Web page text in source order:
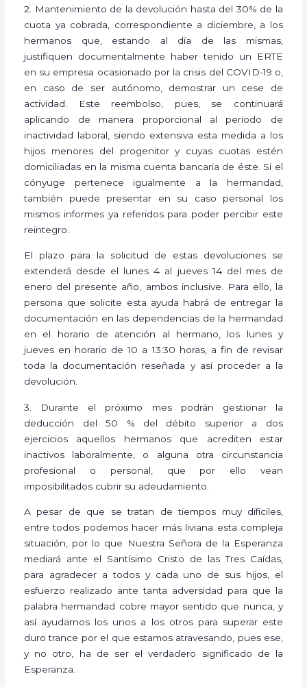
2. Mantenimiento de la devolución hasta del 30% de la
cuota ya cobrada, correspondiente a diciembre, a los
hermanos que, estando al día de las mismas,
justifiquen documentalmente haber tenido un ERTE
en su empresa ocasionado por la crisis del COVID-19 o,
en caso de ser autónomo, demostrar un cese de
actividad. Este reembolso, pues, se continuará
aplicando de manera proporcional al periodo de
inactividad laboral, siendo extensiva esta medida a los
hijos menores del progenitor y cuyas cuotas estén
domiciliadas en la misma cuenta bancaria de éste. Si el
cónyuge pertenece igualmente a la hermandad,
también puede presentar en su caso personal los
mismos informes ya referidos para poder percibir este
reintegro.
El plazo para la solicitud de estas devoluciones se
extenderá desde el lunes 4 al jueves 14 del mes de
enero del presente año, ambos inclusive. Para ello, la
persona que solicite esta ayuda habrá de entregar la
documentación en las dependencias de la hermandad
en el horario de atención al hermano, los lunes y
jueves en horario de 10 a 13:30 horas, a fin de revisar
toda la documentación reseñada y así proceder a la
devolución.
3. Durante el próximo mes podrán gestionar la
deducción del 50 % del débito superior a dos
ejercicios aquellos hermanos que acrediten estar
inactivos laboralmente, o alguna otra circunstancia
profesional o personal, que por ello vean
imposibilitados cubrir su adeudamiento.
A pesar de que se tratan de tiempos muy difíciles,
entre todos podemos hacer más liviana esta compleja
situación, por lo que Nuestra Señora de la Esperanza
mediará ante el Santísimo Cristo de las Tres Caídas,
para agradecer a todos y cada uno de sus hijos, el
esfuerzo realizado ante tanta adversidad para que la
palabra hermandad cobre mayor sentido que nunca, y
así ayudarnos los unos a los otros para superar este
duro trance por el que estamos atravesando, pues ese,
y no otro, ha de ser el verdadero significado de la
Esperanza.